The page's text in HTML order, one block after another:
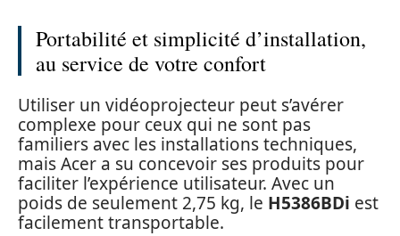
Portabilité et simplicité d’installation,
au service de votre confort
Utiliser un vidéoprojecteur peut s’avérer
complexe pour ceux qui ne sont pas
familiers avec les installations techniques,
mais Acer a su concevoir ses produits pour
faciliter l’expérience utilisateur. Avec un
poids de seulement 2,75 kg, le H5386BDi est
facilement transportable.